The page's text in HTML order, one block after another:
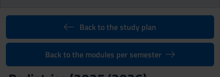
Back to the study plan
Back to the modules per semester